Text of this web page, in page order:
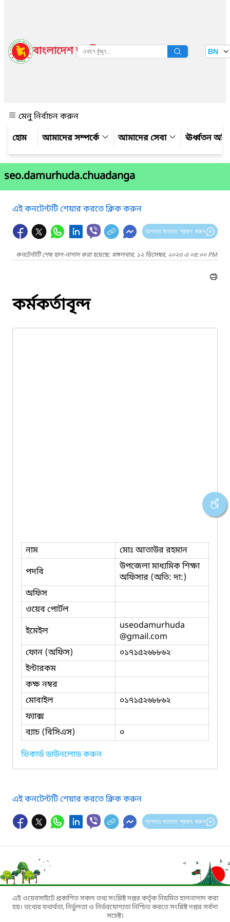
বাংলাদেশ জাতীয় তথ্য বাতায়ন BN
মেনু নির্বাচন করুন
আমাদের সম্পর্কে
আমাদের সেবা ঊর্ধ্বতন
seo.damurhuda.chuadanga
এই কনটেন্টটি শেয়ার করতে ক্লিক করুন
আপনার মতামত প্রদান করুন
কনটেন্টটি শেষ হাল-নাগাদ করা হয়েছে: মঙ্গলবার, ১২ ডিসেম্বর, ২০২৩ এ ০৪:০০ PM
কর্মকর্তাবৃন্দ
নাম
মোঃ আতাউর রহমান
পদবি
উপজেলা মাধ্যমিক শিক্ষা
অফিসার (অতি: দা:)
অফিস
ওয়েব পোর্টল
ইমেইল
useodamurhuda
@gmail.com
ফোন (অফিস)
০১৭১৫২৬৮৮৬২
ইন্টারকম
কক্ষ নম্বর
মোবাইল
০১৭১৫২৬৮৮৬২
ফ্যাক্স
ব্যাচ (বিসিএস)
০
ভিকার্ড ডাউনলোড করুন
এই কনটেন্টটি শেয়ার করতে ক্লিক করুন
আপনার মতামত প্রদান করুন
এই ওয়েবসাইটে প্রকাশিত সকল তথ্য সংশ্লিষ্ট দপ্তর কর্তৃক নিয়মিত হালনাগাদ করা
হয়। তথ্যের যথার্থতা, নির্ভুলতা ও নির্ভরযোগ্যতা নিশ্চিত করতে সংশ্লিষ্ট দপ্তর সর্বদা
সচেষ্ট।